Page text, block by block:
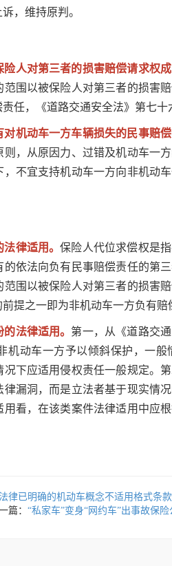
，维持原判。
人对第三者的损害赔偿请求权成
围以被保险人对第三者的损害
任，《道路交通安全法》第七十
机动车一方车辆损失的民事赔偿
，从原因力、过错及机动车一
不宜支持机动车一方向非机动
法律适用。保险人代位求偿权是
依法向负有民事赔偿责任的第
围以被保险人对第三者的损害
提之一即为非机动车一方负有赔
法律适用。 第一，从《道路交
机动车一方予以倾斜保护，一
下应适用侵权责任一般规定。
漏洞，而是立法者基于现实情
看，在该类案件法律适用中应
律已明确的机动车概念不适用格式条
篇： “私家车”变身“网约车”出事故保